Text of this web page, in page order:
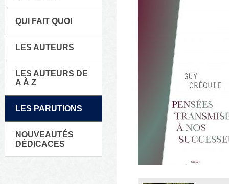
QUI FAIT QUOI
LES AUTEURS
LES AUTEURS DE
A À Z
LES PARUTIONS
NOUVEAUTÉS
DÉDICACES